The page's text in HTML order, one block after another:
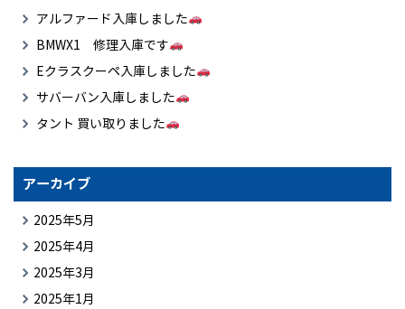
アルファード入庫しました
BMWX1 修理入庫です
Eクラスクーペ入庫しました
サバーバン入庫しました
タント 買い取りました
アーカイブ
2025年5月
2025年4月
2025年3月
2025年1月